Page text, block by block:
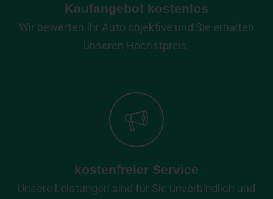
Kaufangebot kostenlos
Wir bewerten Ihr Auto objektive und Sie erhalten
unseren Höchstpreis.
kostenfreier Service
Unsere Leistungen sind für Sie unverbindlich und